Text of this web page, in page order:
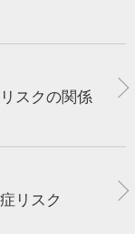
スクの関係
リスク